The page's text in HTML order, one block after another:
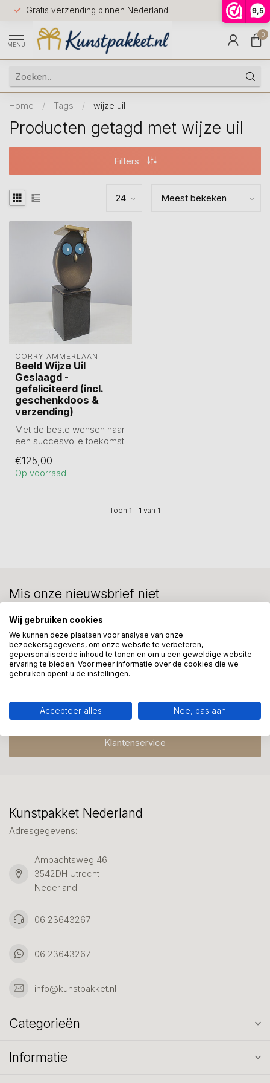
9,5
Gratis verzending binnen Nederland
Voor
huis
9.5
MENU
0
Home / Tags / wijze uil
Producten getagd met wijze uil
Filters
CORRY AMMERLAAN
Beeld Wijze Uil
Geslaagd -
gefeliciteerd (incl.
geschenkdoos &
verzending)
Met de beste wensen naar
een succesvolle toekomst.
Prachtig cadeau v...
€125,00
Op voorraad
Toon 1 - 1 van 1
We helpen graag met uw keuze of geven advies, bel of app
ons 7 dagen per week: 06-23643267
Klantenservice
Mis onze nieuwsbrief niet
Kunstpakket Nederland
Adresgegevens:
Ambachtsweg 46
3542DH Utrecht
Nederland
06 23643267
06 23643267
info@kunstpakket.nl
Categorieën
Informatie
Wij gebruiken cookies
We kunnen deze plaatsen voor analyse van onze
bezoekersgegevens, om onze website te verbeteren,
gepersonaliseerde inhoud te tonen en om u een geweldige website-
ervaring te bieden. Voor meer informatie over de cookies die we
gebruiken opent u de instellingen.
Accepteer alles Nee, pas aan